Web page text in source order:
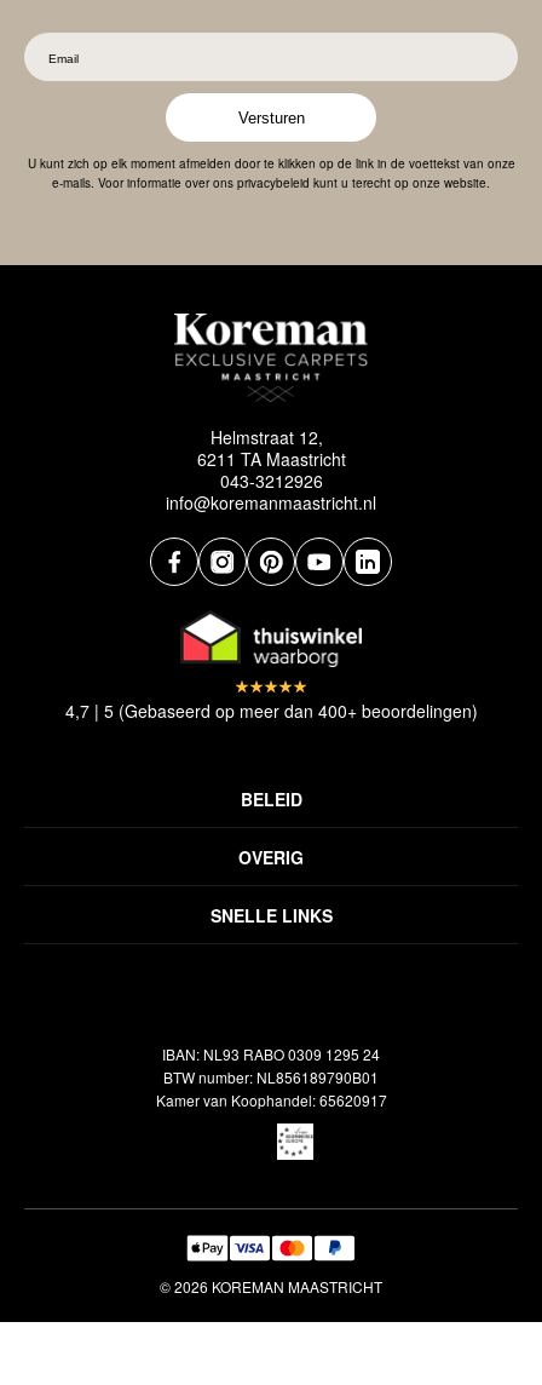
Versturen
U kunt zich op elk moment afmelden door te klikken op de link in de voettekst van onze
e-mails. Voor informatie over ons privacybeleid kunt u terecht op onze website.
Helmstraat 12,
6211 TA Maastricht
043-3212926
info@koremanmaastricht.nl
SNELLE LINKS
OVERIG
Veelgestelde vragen
BELEID
Verzendbeleid
4,7 | 5 (Gebaseerd op meer dan 400+ beoordelingen)
IBAN: NL93 RABO 0309 1295 24
BTW number: NL856189790B01
Kamer van Koophandel: 65620917
© 2026 KOREMAN MAASTRICHT